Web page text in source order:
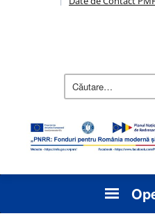
Caută